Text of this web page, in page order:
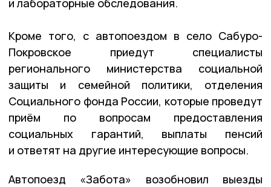
и лабораторные обследования.
Кроме того, с автопоездом в село Сабуро-
Покровское приедут специалисты
регионального министерства социальной
защиты и семейной политики, отделения
Социального фонда России, которые проведут
приём по вопросам предоставления
социальных гарантий, выплаты пенсий
и ответят на другие интересующие вопросы.
Автопоезд «Забота» возобновил выезды